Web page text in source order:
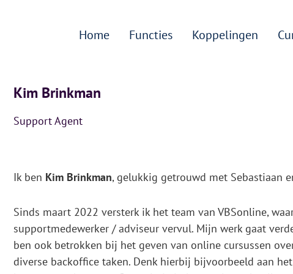
Home Functies Koppelingen
Kim Brinkman
Support Agent
Ik ben Kim Brinkman, gelukkig getrouwd met Sebastiaan
Sinds maart 2022 versterk ik het team van VBSonline,
supportmedewerker / adviseur vervul. Mijn werk gaat
ben ook betrokken bij het geven van online cursussen
diverse backoffice taken. Denk hierbij bijvoorbeeld aan